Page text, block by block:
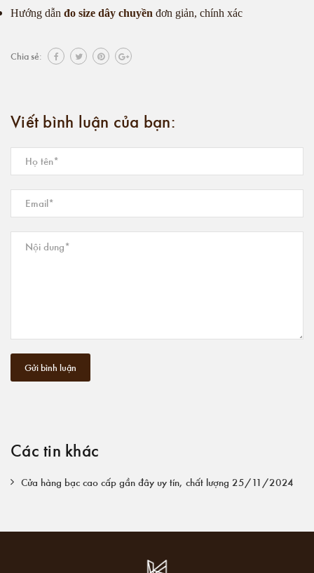
Hướng dẫn đo size dây chuyền đơn giản, chính xác
Chia sẻ:
Viết bình luận của bạn:
Gửi bình luận
Các tin khác
Cửa hàng bạc cao cấp gần đây uy tín, chất lượng 25/11/2024